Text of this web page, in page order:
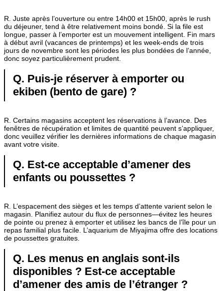
R. Juste après l’ouverture ou entre 14h00 et 15h00, après le rush
du déjeuner, tend à être relativement moins bondé. Si la file est
longue, passer à l’emporter est un mouvement intelligent. Fin mars
à début avril (vacances de printemps) et les week-ends de trois
jours de novembre sont les périodes les plus bondées de l’année,
donc soyez particulièrement prudent.
Q. Puis-je réserver à emporter ou
ekiben (bento de gare) ?
R. Certains magasins acceptent les réservations à l’avance. Des
fenêtres de récupération et limites de quantité peuvent s’appliquer,
donc veuillez vérifier les dernières informations de chaque magasin
avant votre visite.
Q. Est-ce acceptable d’amener des
enfants ou poussettes ?
R. L’espacement des sièges et les temps d’attente varient selon le
magasin. Planifiez autour du flux de personnes—évitez les heures
de pointe ou prenez à emporter et utilisez les bancs de l’île pour un
repas familial plus facile. L’aquarium de Miyajima offre des locations
de poussettes gratuites.
Q. Les menus en anglais sont-ils
disponibles ? Est-ce acceptable
d’amener des amis de l’étranger ?